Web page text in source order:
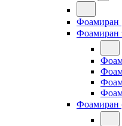
Фоамиран
Фоамиран
Фоамиран